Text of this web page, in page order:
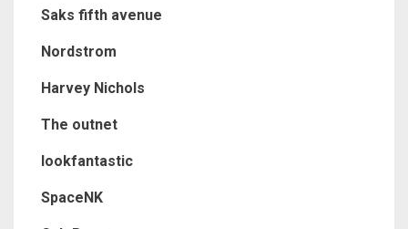
Saks fifth avenue
Nordstrom
Harvey Nichols
The outnet
lookfantastic
SpaceNK